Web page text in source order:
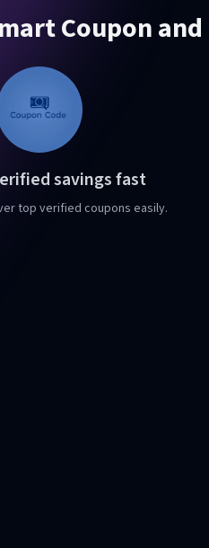
Coupon
savings fast
top verified coupons easily.